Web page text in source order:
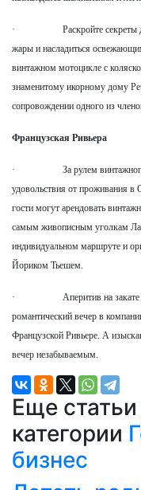
· Раскройте секреты
жары и насладиться
винтажном мотоцикле с
знаменитому икорному дому
сопровождении одного из
Французская Ривьера
· За рулем винтажного
удовольствия от проживания в
гости могут арендовать
самым живописным уголкам
индивидуальном маршруте и
Йориком Тьешем.
· Аперитив на закате на
романтический вечер в
Французской Ривьере. А
вечер незабываемым.
Еще статьи
категории
бизнес